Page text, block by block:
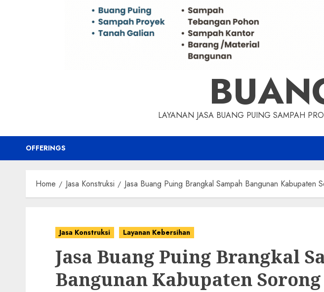
LAYANAN JASA BUANG PUING SAMPAH
OFFERINGS
Home Jasa Konstruksi Jasa Buang Puing Brangkal Sampah Bangunan Kabupaten
Jasa Konstruksi Layanan Kebersihan
Jasa Buang Puing Brangkal
Bangunan Kabupaten Sorong